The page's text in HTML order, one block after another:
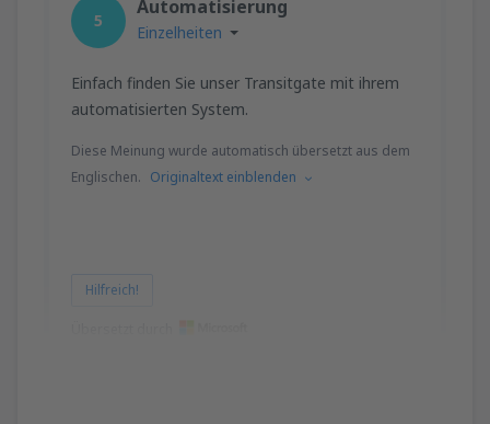
5
Automatisierung
Einzelheiten
Einfach finden Sie unser Transitgate mit ihrem
automatisierten System.
Diese Meinung wurde automatisch übersetzt aus dem
Englischen. Originaltext einblenden
Hilfreich!